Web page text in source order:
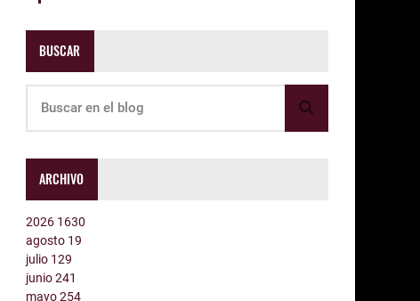
BUSCAR
ARCHIVO
2026 1630
agosto 19
julio 129
junio241
mayo254